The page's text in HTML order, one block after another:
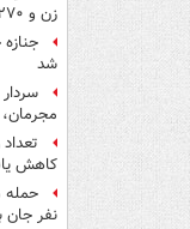
زن و ۲۷۰ دانش‌آموز
شد
کاهش
نفر جان